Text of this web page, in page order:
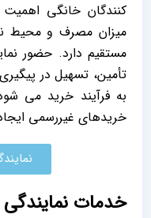
‌کنندگان خانگی اهمیت
میزان مصرف و محیط
مستقیم دارد. حضور
تأمین، تسهیل در
به فرآیند خرید می‌
خریدهای غیررسمی
خدمات نمایندگی